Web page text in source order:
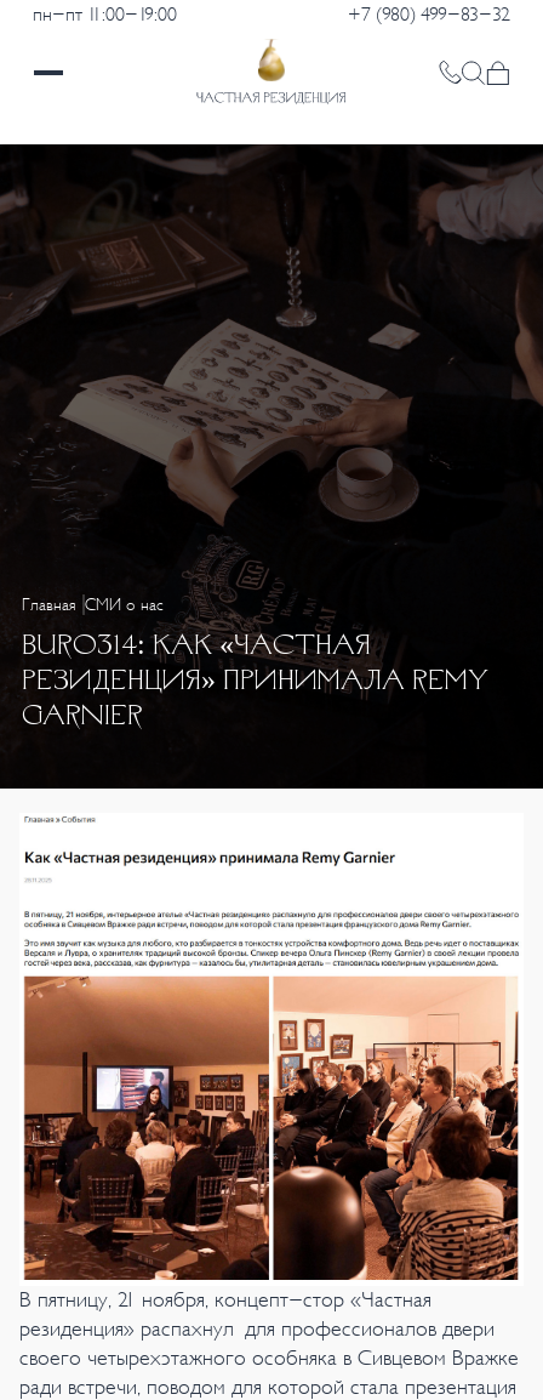
пн-пт 11:00-19:00 +7 (980) 499-83-32
Главная СМИ о нас
BURO314: КАК «ЧАСТНАЯ
РЕЗИДЕНЦИЯ» ПРИНИМАЛА REMY
GARNIER
В пятницу, 21 ноября, концепт-стор «Частная
резиденция» распахнул для профессионалов двери
своего четырехэтажного особняка в Сивцевом Вражке
ради встречи, поводом для которой стала презентация